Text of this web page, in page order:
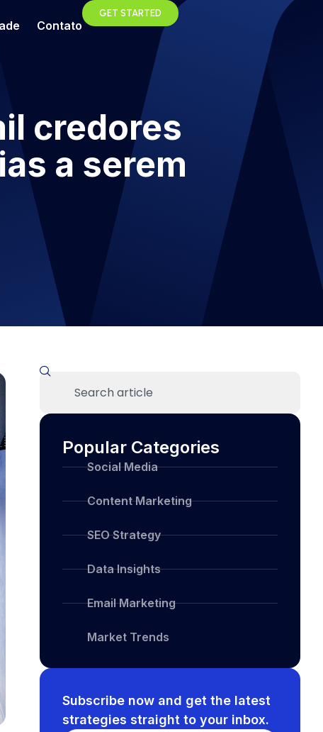
Contato
GET STARTED
credores
a serem
Popular Categories
Social Media
Content Marketing
SEO Strategy
Data Insights
Email Marketing
Market Trends
Subscribe now and get the latest
strategies straight to your inbox.